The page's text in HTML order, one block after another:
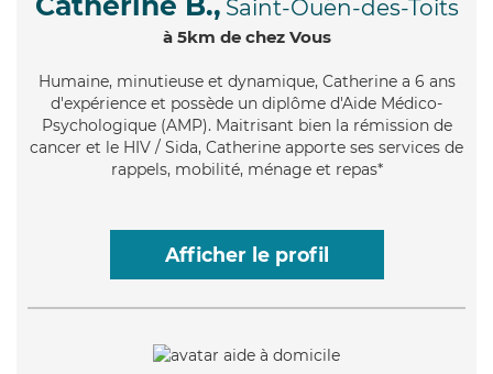
Saint-Ouën-des-Toits
à 5km de chez Vous
Humaine, minutieuse et dynamique, Catherine a 6 ans
d'expérience et possède un diplôme d'Aide Médico-
Psychologique (AMP). Maitrisant bien la rémission de
cancer et le HIV / Sida, Catherine apporte ses services de
rappels, mobilité, ménage et repas*
Afficher le profil